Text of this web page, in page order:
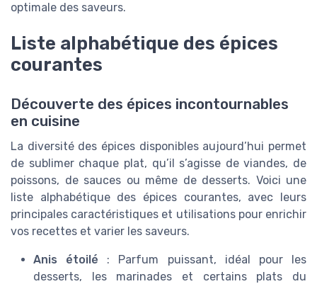
optimale des saveurs.
Liste alphabétique des épices
courantes
Découverte des épices incontournables
en cuisine
La diversité des épices disponibles aujourd’hui permet
de sublimer chaque plat, qu’il s’agisse de viandes, de
poissons, de sauces ou même de desserts. Voici une
liste alphabétique des épices courantes, avec leurs
principales caractéristiques et utilisations pour enrichir
vos recettes et varier les saveurs.
Anis étoilé : Parfum puissant, idéal pour les
desserts, les marinades et certains plats du